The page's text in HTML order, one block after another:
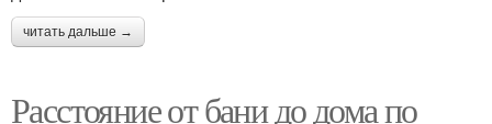
читать дальше →
Расстояние от бани до дома по